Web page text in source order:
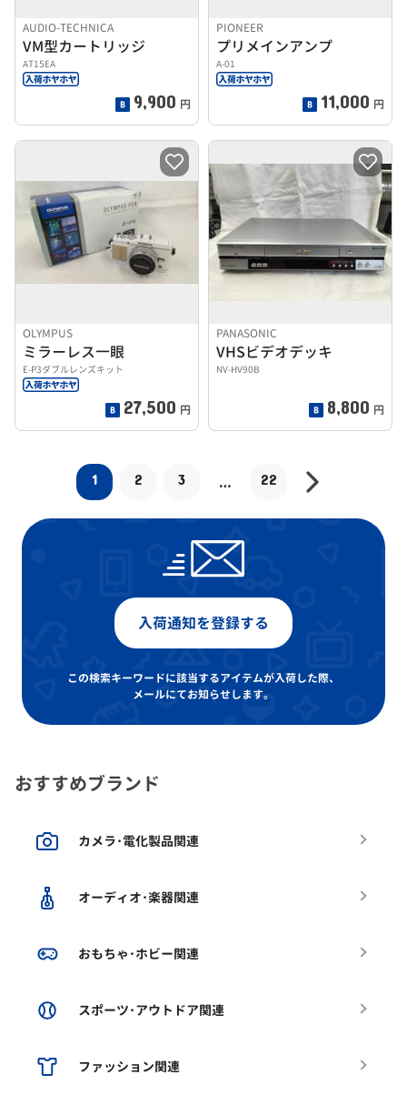
AUDIO-TECHNICA
VM型カートリッジ
AT15EA
9,900 円
PIONEER
プリメインアンプ
A-01
11,000 円
OLYMPUS
ミラーレス一眼
E-P3ダブルレンズキット
27,500 円
PANASONIC
VHSビデオデッキ
NV-HV90B
8,800 円
1 2 3 … 22
入荷通知を登録する
この検索キーワードに該当するアイテムが入荷した際、
メールにてお知らせします。
おすすめブランド
カメラ･電化製品関連
オーディオ･楽器関連
おもちゃ･ホビー関連
スポーツ･アウトドア関連
ファッション関連